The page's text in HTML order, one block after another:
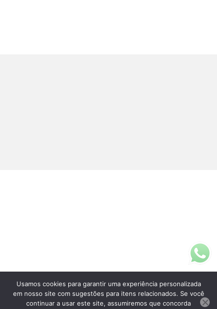
Fale Conosco
(11)3313-5200
Usamos cookies para garantir uma experiência personalizada
em nosso site com sugestões para itens relacionados. Se você
continuar a usar este site, assumiremos que concorda